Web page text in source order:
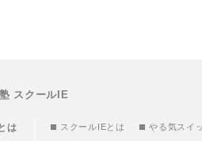
スクールIE
は スクールIEとは やる気スイ